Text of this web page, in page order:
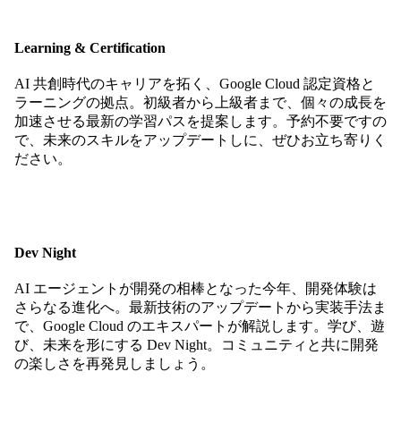
Learning & Certification
AI 共創時代のキャリアを拓く、Google Cloud 認定資格と
ラーニングの拠点。初級者から上級者まで、個々の成長を
加速させる最新の学習パスを提案します。予約不要ですの
で、未来のスキルをアップデートしに、ぜひお立ち寄りく
ださい。
Dev Night
AI エージェントが開発の相棒となった今年、開発体験は
さらなる進化へ。最新技術のアップデートから実装手法ま
で、Google Cloud のエキスパートが解説します。学び、遊
び、未来を形にする Dev Night。コミュニティと共に開発
の楽しさを再発見しましょう。